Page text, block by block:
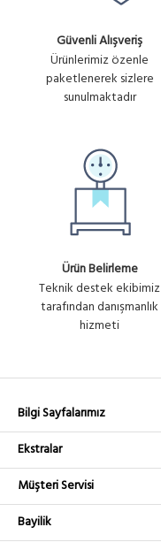
Güvenli Alışveriş
Ürünlerimiz özenle
paketlenerek sizlere
sunulmaktadır
Ürün Belirleme
Teknik destek ekibimiz
tarafından danışmanlık
hizmeti
Bilgi Sayfalarımız
Ekstralar
Müşteri Servisi
Bayilik